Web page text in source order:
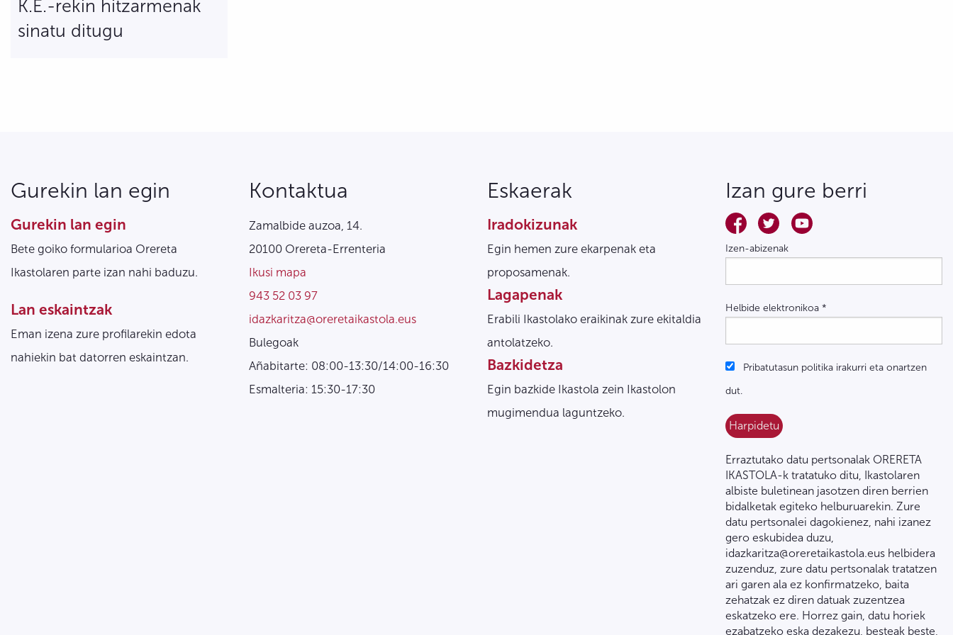
K.E.-rekin hitzarmenak
sinatu ditugu
Gurekin lan egin
Gurekin lan egin
Bete goiko formularioa Orereta
Ikastolaren parte izan nahi baduzu.
Lan eskaintzak
Eman izena zure profilarekin edota
nahiekin bat datorren eskaintzan.
Kontaktua
Zamalbide auzoa, 14.
20100 Orereta-Errenteria
Ikusi mapa
943 52 03 97
idazkaritza@oreretaikastola.eus
Bulegoak
Añabitarte: 08:00-13:30/14:00-16:30
Esmalteria: 15:30-17:30
Eskaerak
Iradokizunak
Egin hemen zure ekarpenak eta
proposamenak.
Lagapenak
Erabili Ikastolako eraikinak zure ekitaldia
antolatzeko.
Bazkidetza
Egin bazkide Ikastola zein Ikastolon
mugimendua laguntzeko.
Izan gure berri
Izen-abizenak
Helbide elektronikoa *
Pribatutasun politika irakurri eta onartzen
dut.
Erraztutako datu pertsonalak ORERETA
IKASTOLA-k tratatuko ditu, Ikastolaren
albiste buletinean jasotzen diren berrien
bidalketak egiteko helburuarekin. Zure
datu pertsonalei dagokienez, nahi izanez
gero eskubidea duzu,
idazkaritza@oreretaikastola.eus helbidera
zuzenduz, zure datu pertsonalak tratatzen
ari garen ala ez konfirmatzeko, baita
zehatzak ez diren datuak zuzentzea
eskatzeko ere. Horrez gain, datu horiek
ezabatzeko eska dezakezu, besteak beste,